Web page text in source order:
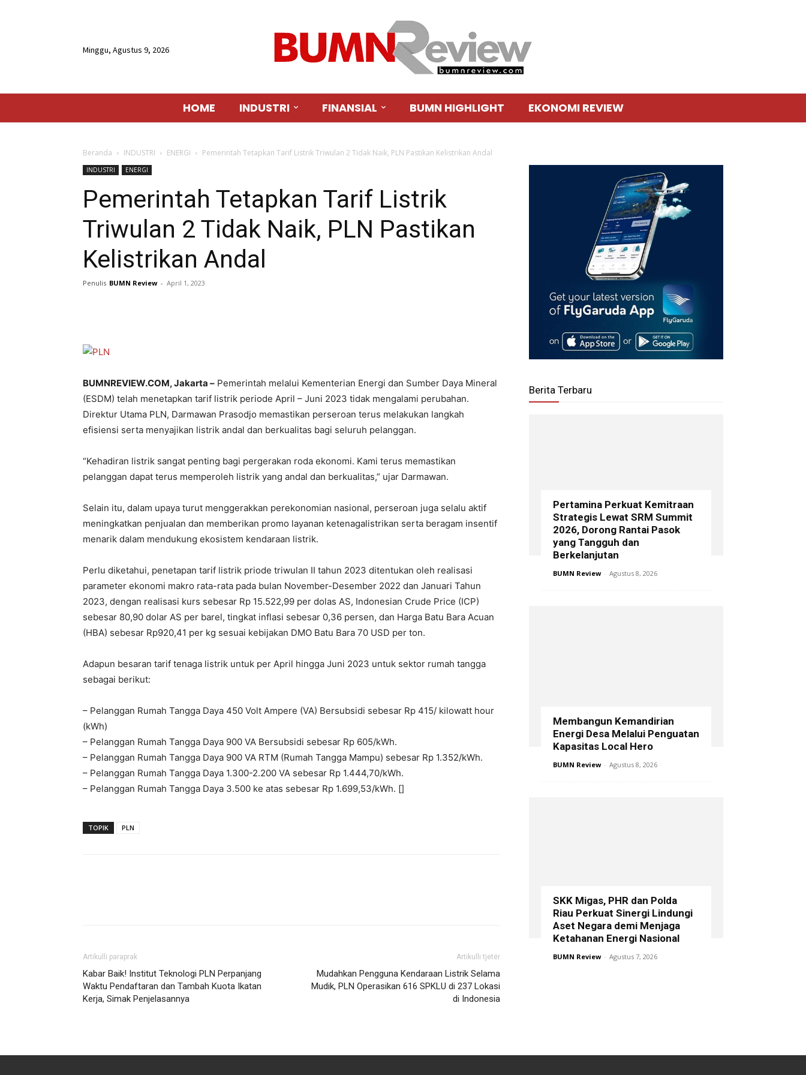
Minggu, Agustus 9, 2026
HOME INDUSTRI FINANSIAL BUMN HIGHLIGHT EKONOMI REVIEW
Beranda INDUSTRI ENERGI Pemerintah Tetapkan Tarif Listrik Triwulan 2 Tidak Naik, PLN Pastikan Kelistrikan Andal
INDUSTRI ENERGI
Pemerintah Tetapkan Tarif Listrik
Triwulan 2 Tidak Naik, PLN Pastikan
Kelistrikan Andal
Penulis BUMN Review - April 1, 2023
BUMNREVIEW.COM, Jakarta – Pemerintah melalui Kementerian Energi dan Sumber Daya Mineral
(ESDM) telah menetapkan tarif listrik periode April – Juni 2023 tidak mengalami perubahan.
Direktur Utama PLN, Darmawan Prasodjo memastikan perseroan terus melakukan langkah
efisiensi serta menyajikan listrik andal dan berkualitas bagi seluruh pelanggan.
“Kehadiran listrik sangat penting bagi pergerakan roda ekonomi. Kami terus memastikan
pelanggan dapat terus memperoleh listrik yang andal dan berkualitas,” ujar Darmawan.
Selain itu, dalam upaya turut menggerakkan perekonomian nasional, perseroan juga selalu aktif
meningkatkan penjualan dan memberikan promo layanan ketenagalistrikan serta beragam insentif
menarik dalam mendukung ekosistem kendaraan listrik.
Perlu diketahui, penetapan tarif listrik priode triwulan II tahun 2023 ditentukan oleh realisasi
parameter ekonomi makro rata-rata pada bulan November-Desember 2022 dan Januari Tahun
2023, dengan realisasi kurs sebesar Rp 15.522,99 per dolas AS, Indonesian Crude Price (ICP)
sebesar 80,90 dolar AS per barel, tingkat inflasi sebesar 0,36 persen, dan Harga Batu Bara Acuan
(HBA) sebesar Rp920,41 per kg sesuai kebijakan DMO Batu Bara 70 USD per ton.
Adapun besaran tarif tenaga listrik untuk per April hingga Juni 2023 untuk sektor rumah tangga
sebagai berikut:
– Pelanggan Rumah Tangga Daya 450 Volt Ampere (VA) Bersubsidi sebesar Rp 415/ kilowatt hour
(kWh)
– Pelanggan Rumah Tangga Daya 900 VA Bersubsidi sebesar Rp 605/kWh.
– Pelanggan Rumah Tangga Daya 900 VA RTM (Rumah Tangga Mampu) sebesar Rp 1.352/kWh.
– Pelanggan Rumah Tangga Daya 1.300-2.200 VA sebesar Rp 1.444,70/kWh.
– Pelanggan Rumah Tangga Daya 3.500 ke atas sebesar Rp 1.699,53/kWh. []
TOPIK PLN
Artikulli paraprak
Kabar Baik! Institut Teknologi PLN Perpanjang
Waktu Pendaftaran dan Tambah Kuota Ikatan
Kerja, Simak Penjelasannya
Artikulli tjetër
Mudahkan Pengguna Kendaraan Listrik Selama
Mudik, PLN Operasikan 616 SPKLU di 237 Lokasi
di Indonesia
Berita Terbaru
Pertamina Perkuat Kemitraan
Strategis Lewat SRM Summit
2026, Dorong Rantai Pasok
yang Tangguh dan
Berkelanjutan
BUMN Review - Agustus 8, 2026
Membangun Kemandirian
Energi Desa Melalui Penguatan
Kapasitas Local Hero
BUMN Review - Agustus 8, 2026
SKK Migas, PHR dan Polda
Riau Perkuat Sinergi Lindungi
Aset Negara demi Menjaga
Ketahanan Energi Nasional
BUMN Review - Agustus 7, 2026